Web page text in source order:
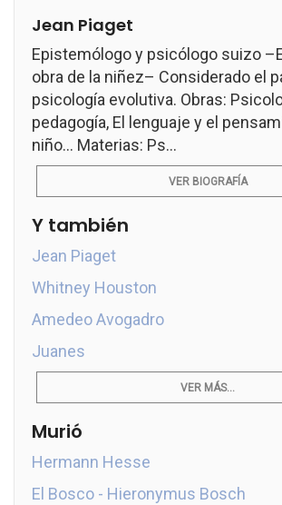
Jean Piaget
Epistemólogo y psicólogo suizo
obra de la niñez– Considerado el
psicología evolutiva. Obras:
pedagogía, El lenguaje y el
niño... Materias: Ps...
VER BIOGRAFÍA
Y también
Jean Piaget
Whitney Houston
Amedeo Avogadro
Juanes
VER MÁS...
Murió
Hermann Hesse
El Bosco - Hieronymus Bosch